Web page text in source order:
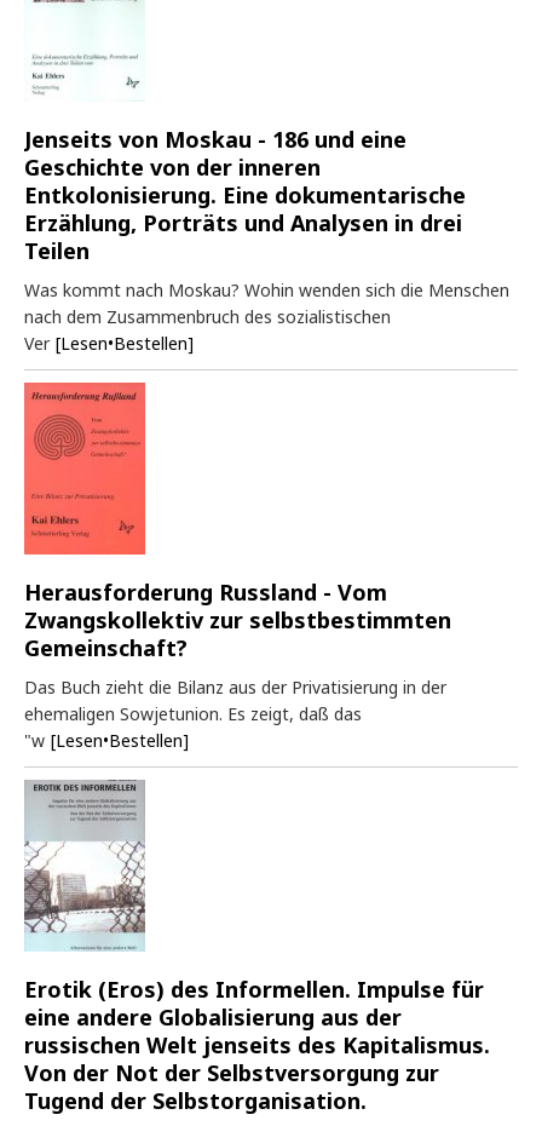
Jenseits von Moskau - 186 und eine
Geschichte von der inneren
Entkolonisierung. Eine dokumentarische
Erzählung, Porträts und Analysen in drei
Teilen
Was kommt nach Moskau? Wohin wenden sich die Menschen
nach dem Zusammenbruch des sozialistischen
Ver [Lesen•Bestellen]
Herausforderung Russland - Vom
Zwangskollektiv zur selbstbestimmten
Gemeinschaft?
Das Buch zieht die Bilanz aus der Privatisierung in der
ehemaligen Sowjetunion. Es zeigt, daß das
"w [Lesen•Bestellen]
Erotik (Eros) des Informellen. Impulse für
eine andere Globalisierung aus der
russischen Welt jenseits des Kapitalismus.
Von der Not der Selbstversorgung zur
Tugend der Selbstorganisation.